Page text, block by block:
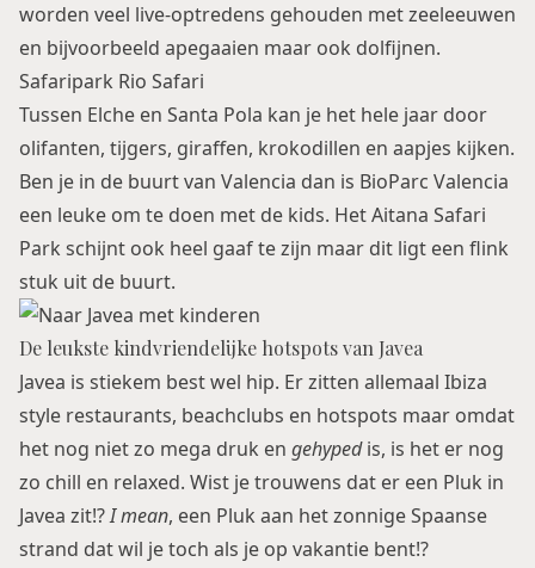
worden veel live-optredens gehouden met zeeleeuwen
en bijvoorbeeld apegaaien maar ook dolfijnen.
Safaripark Rio Safari
Tussen Elche en Santa Pola kan je het hele jaar door
olifanten, tijgers, giraffen, krokodillen en aapjes kijken.
Ben je in de buurt van Valencia dan is BioParc Valencia
een leuke om te doen met de kids. Het Aitana Safari
Park schijnt ook heel gaaf te zijn maar dit ligt een flink
stuk uit de buurt.
De leukste kindvriendelijke hotspots van Javea
Javea is stiekem best wel hip. Er zitten allemaal Ibiza
style restaurants, beachclubs en hotspots maar omdat
het nog niet zo mega druk en gehypedis, is het er nog
zo chill en relaxed. Wist je trouwens dat er een Pluk in
Javea zit!?I mean, een Pluk aan het zonnige Spaanse
strand dat wil je toch als je op vakantie bent!?